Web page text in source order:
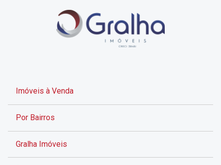
Imóveis à Venda
Por Bairros
Gralha Imóveis